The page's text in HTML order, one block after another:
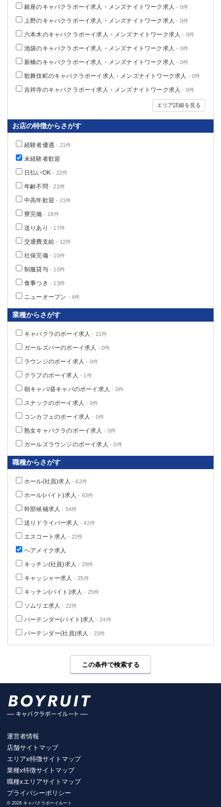
銀座のキャバクラボーイ求人・メンズナイトワーク求人 - 0件
上野のキャバクラボーイ求人・メンズナイトワーク求人 - 0件
六本木のキャバクラボーイ求人・メンズナイトワーク求人 - 0件
池袋のキャバクラボーイ求人・メンズナイトワーク求人 - 0件
新橋のキャバクラボーイ求人・メンズナイトワーク求人 - 0件
歌舞伎町のキャバクラボーイ求人・メンズナイトワーク求人 - 0件
吉祥寺のキャバクラボーイ求人・メンズナイトワーク求人 - 0件
エリア詳細を見る
お店の特徴からさがす
経験者優遇 - 21件
未経験者歓迎
日払いOK - 22件
年齢不問 - 22件
中高年歓迎 - 21件
寮完備 - 18件
送りあり - 17件
交通費支給 - 12件
社保完備- 10件
制服貸与- 10件
食事つき - 13件
ニューオープン - 4件
業種からさがす
キャバクラのボーイ求人 - 21件
ガールズバーのボーイ求人 - 0件
ラウンジのボーイ求人 - 0件
クラブのボーイ求人 - 1件
朝キャバ/昼キャバのボーイ求人 - 0件
スナックのボーイ求人 - 0件
コンカフェのボーイ求人 - 0件
熟女キャバクラのボーイ求人 - 0件
ガールズラウンジのボーイ求人 - 0件
職種からさがす
ホール(社員)求人 - 62件
ホール(バイト)求人 - 63件
幹部候補求人 - 54件
送りドライバー求人 - 42件
エスコート求人 - 22件
ヘアメイク求人
キッチン(社員)求人 - 29件
キャッシャー求人 - 25件
キッチン(バイト)求人 - 25件
ソムリエ求人 - 22件
バーテンダー(バイト)求人 - 24件
バーテンダー(社員)求人 - 23件
この条件で検索する
運営者情報
店舗サイトマップ
エリアx特徴サイトマップ
業種x特徴サイトマップ
職種xエリアサイトマップ
プライバシーポリシー
© 2026 キャバクラボーイルート